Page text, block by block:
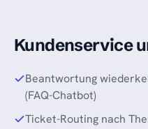
Kundenservice
Beantwortung
(FAQ-Chatbot)
Ticket-Routing nach